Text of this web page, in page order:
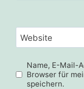
Website
Name, E-Mail-
Browser für
speichern.